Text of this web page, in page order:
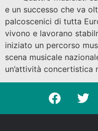
e un successo che va
palcoscenici di tutta
vivono e lavorano
iniziato un percorso
scena musicale
un’attività concertistica